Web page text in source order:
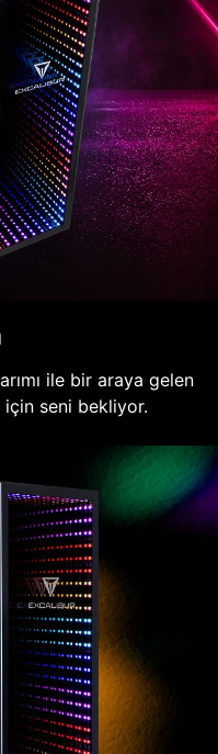
ile bir araya gelen
için seni bekliyor.